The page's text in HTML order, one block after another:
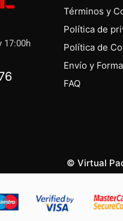
17:00h
Términos y
Política de
Política de
Envío y
FAQ
© Virtual